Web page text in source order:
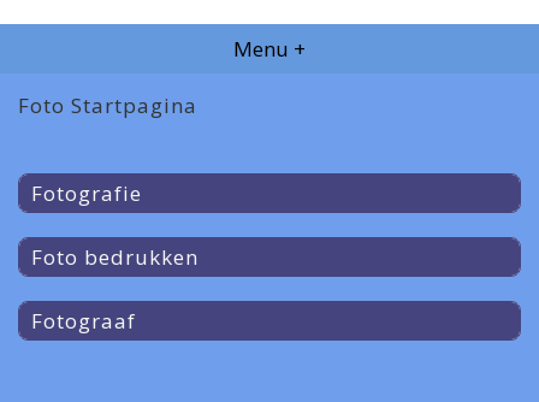
Menu +
Foto Startpagina
Fotografie
Foto bedrukken
Fotograaf